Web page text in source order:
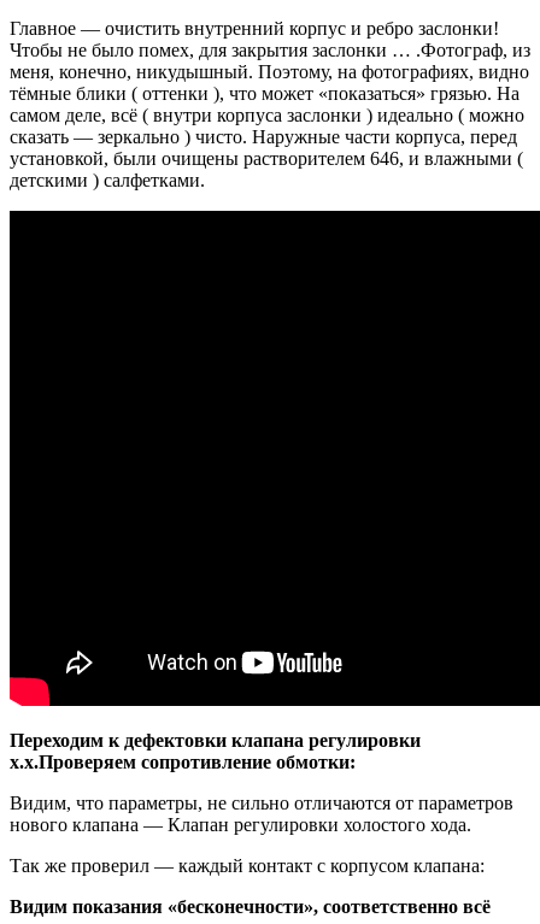
Главное — очистить внутренний корпус и ребро заслонки!
Чтобы не было помех, для закрытия заслонки … .Фотограф, из
меня, конечно, никудышный. Поэтому, на фотографиях, видно
тёмные блики ( оттенки ), что может «показаться» грязью. На
самом деле, всё ( внутри корпуса заслонки ) идеально ( можно
сказать — зеркально ) чисто. Наружные части корпуса, перед
установкой, были очищены растворителем 646, и влажными (
детскими ) салфетками.
Переходим к дефектовки клапана регулировки
х.х.Проверяем сопротивление обмотки:
Видим, что параметры, не сильно отличаются от параметров
нового клапана — Клапан регулировки холостого хода.
Так же проверил — каждый контакт с корпусом клапана:
Видим показания «бесконечности», соответственно всё